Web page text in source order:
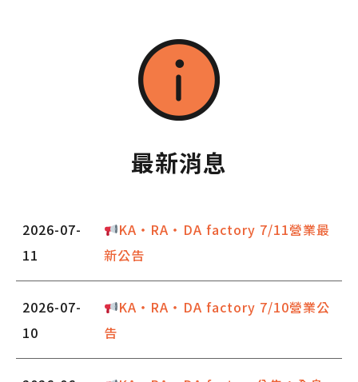
最新消息
2026-07-
11
KA・RA・DA factory 7/11營業最
新公告
2026-07-
10
KA・RA・DA factory 7/10營業公
告